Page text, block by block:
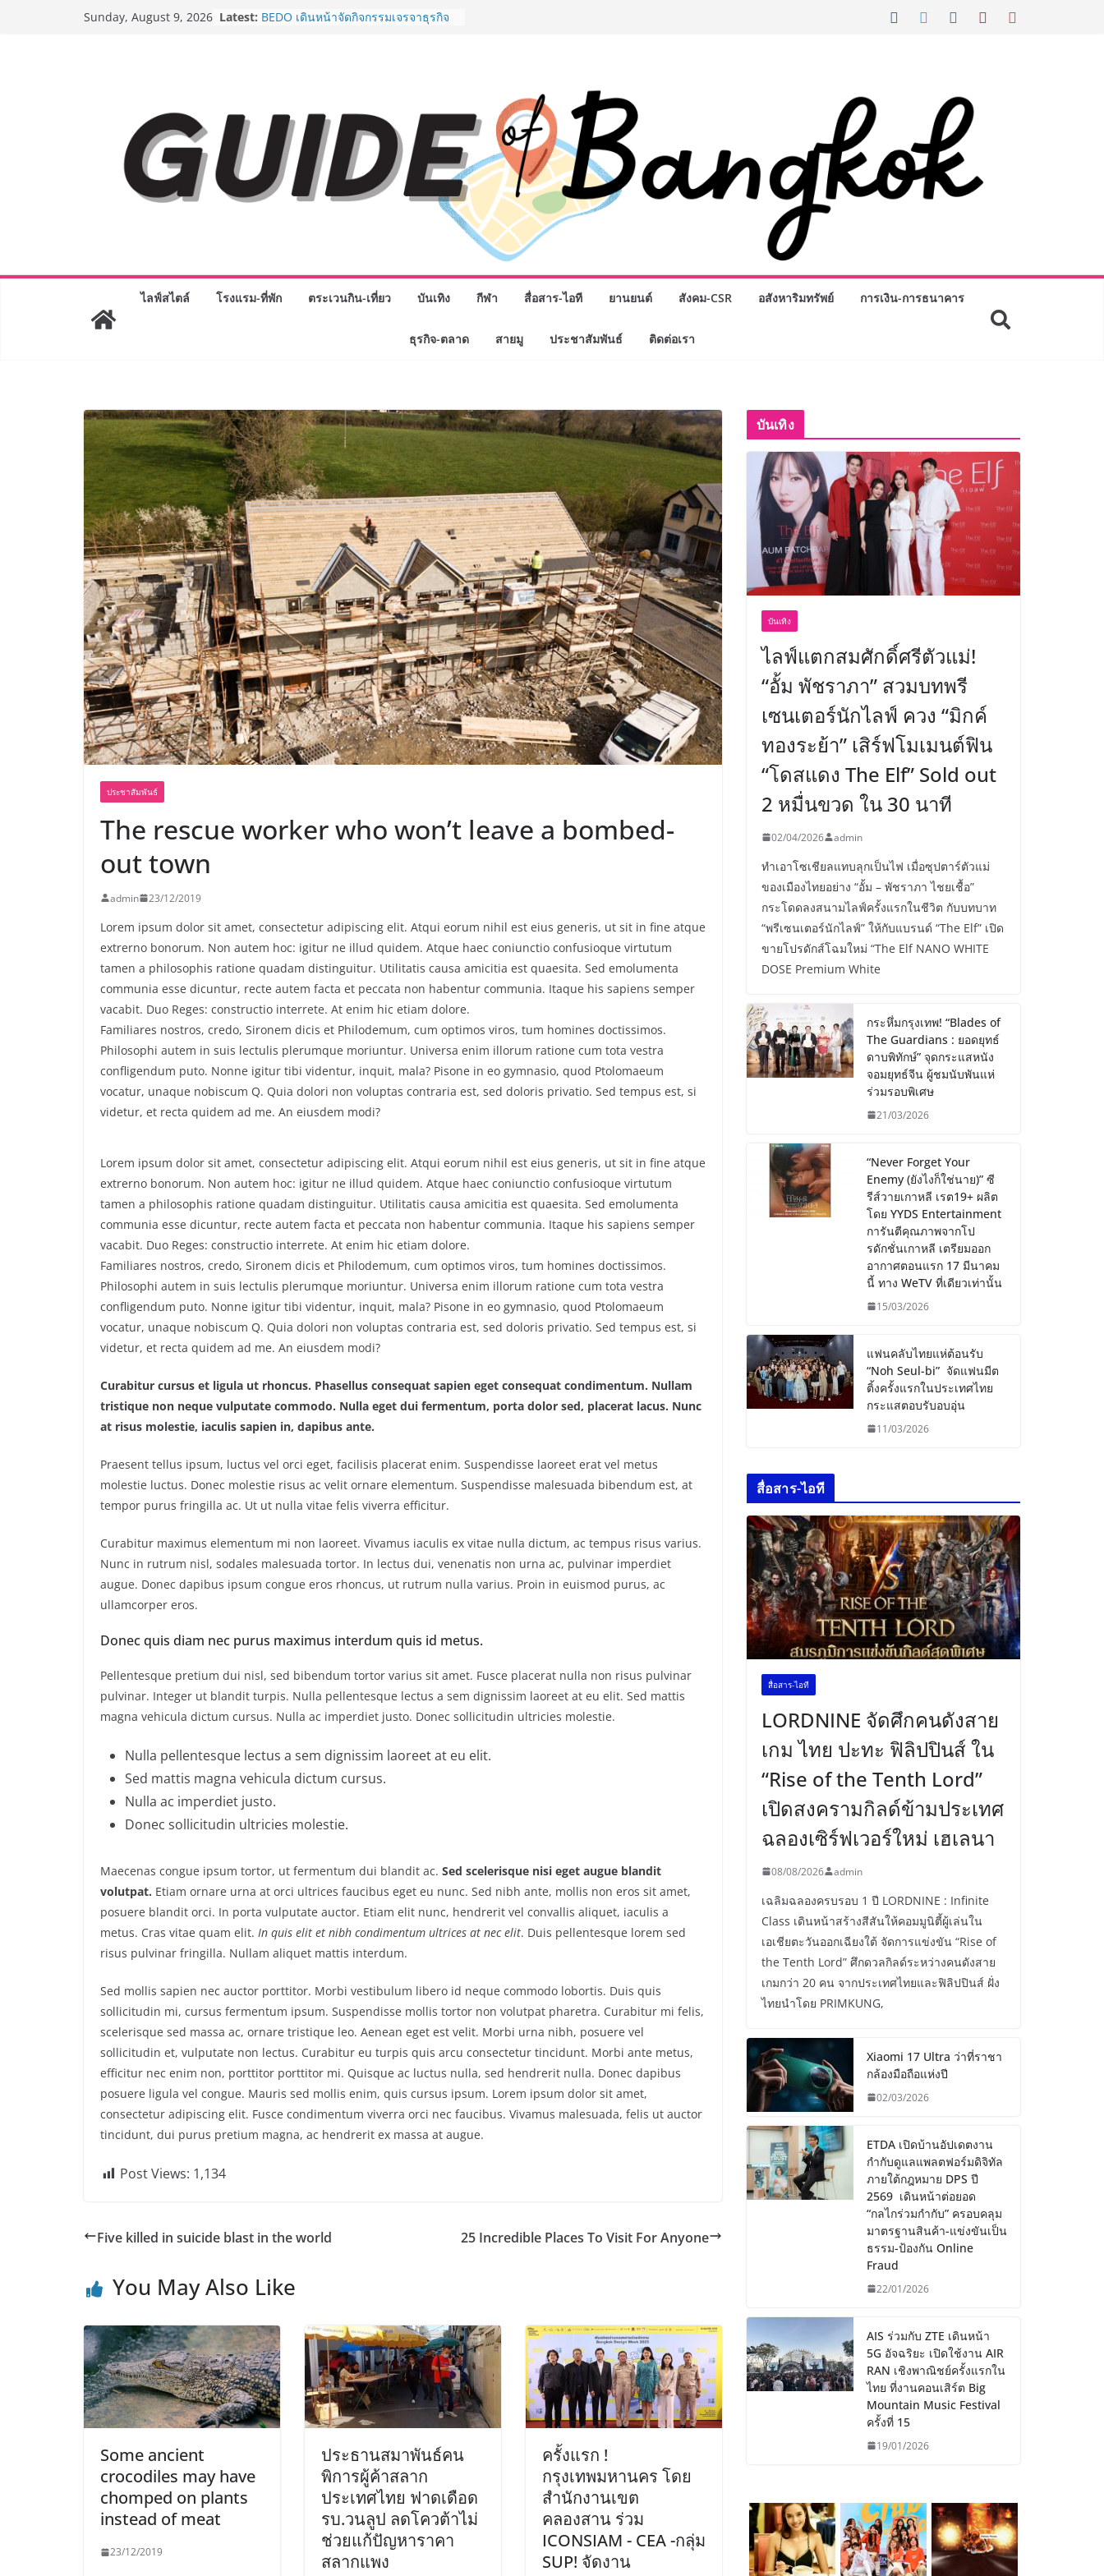
Sunday, August 9, 2026 Latest: ยาวนานกว่า 20 ปี ต่อยอดเสิร์ฟความ
พาณิชย์อย่างยั่งยืน
LORDNINE จัดศึกคนดังสายเกม ไทย
ปะทะ ฟิลิปปินส์ ใน “Rise of the Tenth
Lord” เปิดสงครามกิลด์ข้ามประเทศ
ฉลองเซิร์ฟเวอร์ใหม่ เฮเลนา
Guangzhou Yinghao School เผยวิสัย
ทัศน์การศึกษาที่พร้อมรับอนาคต “เราไม่
ประเทศ จัดประชุมใหญ่แห่งปี พบ CEO
พร้อมฟรีคอนเสิร์ต “โชค รถแห่” ยกวง
ไลฟ์สไตล์ โรงแรม-ที่พัก ตระเวนกิน-เที่ยว บันเทิง กีฬา สื่อสาร-ไอที ยานยนต์ สังคม-CSR อสังหาริมทรัพย์ การเงิน-การธนาคาร
ธุรกิจ-ตลาด สายมู ประชาสัมพันธ์ ติดต่อเรา
ประชาสัมพันธ์
The rescue worker who won’t leave a bombed-
out town
admin 23/12/2019
Lorem ipsum dolor sit amet, consectetur adipiscing elit. Atqui eorum nihil est eius generis, ut sit in fine atque
extrerno bonorum. Non autem hoc: igitur ne illud quidem. Atque haec coniunctio confusioque virtutum
tamen a philosophis ratione quadam distinguitur. Utilitatis causa amicitia est quaesita. Sed emolumenta
communia esse dicuntur, recte autem facta et peccata non habentur communia. Itaque his sapiens semper
vacabit. Duo Reges: constructio interrete. At enim hic etiam dolore.
Familiares nostros, credo, Sironem dicis et Philodemum, cum optimos viros, tum homines doctissimos.
Philosophi autem in suis lectulis plerumque moriuntur. Universa enim illorum ratione cum tota vestra
confligendum puto. Nonne igitur tibi videntur, inquit, mala? Pisone in eo gymnasio, quod Ptolomaeum
vocatur, unaque nobiscum Q. Quia dolori non voluptas contraria est, sed doloris privatio. Sed tempus est, si
videtur, et recta quidem ad me. An eiusdem modi?
Lorem ipsum dolor sit amet, consectetur adipiscing elit. Atqui eorum nihil est eius generis, ut sit in fine atque
extrerno bonorum. Non autem hoc: igitur ne illud quidem. Atque haec coniunctio confusioque virtutum
tamen a philosophis ratione quadam distinguitur. Utilitatis causa amicitia est quaesita. Sed emolumenta
communia esse dicuntur, recte autem facta et peccata non habentur communia. Itaque his sapiens semper
vacabit. Duo Reges: constructio interrete. At enim hic etiam dolore.
Familiares nostros, credo, Sironem dicis et Philodemum, cum optimos viros, tum homines doctissimos.
Philosophi autem in suis lectulis plerumque moriuntur. Universa enim illorum ratione cum tota vestra
confligendum puto. Nonne igitur tibi videntur, inquit, mala? Pisone in eo gymnasio, quod Ptolomaeum
vocatur, unaque nobiscum Q. Quia dolori non voluptas contraria est, sed doloris privatio. Sed tempus est, si
videtur, et recta quidem ad me. An eiusdem modi?
Curabitur cursus et ligula ut rhoncus. Phasellus consequat sapien eget consequat condimentum. Nullam
tristique non neque vulputate commodo. Nulla eget dui fermentum, porta dolor sed, placerat lacus. Nunc
at risus molestie, iaculis sapien in, dapibus ante.
Praesent tellus ipsum, luctus vel orci eget, facilisis placerat enim. Suspendisse laoreet erat vel metus
molestie luctus. Donec molestie risus ac velit ornare elementum. Suspendisse malesuada bibendum est, at
tempor purus fringilla ac. Ut ut nulla vitae felis viverra efficitur.
Curabitur maximus elementum mi non laoreet. Vivamus iaculis ex vitae nulla dictum, ac tempus risus varius.
Nunc in rutrum nisl, sodales malesuada tortor. In lectus dui, venenatis non urna ac, pulvinar imperdiet
augue. Donec dapibus ipsum congue eros rhoncus, ut rutrum nulla varius. Proin in euismod purus, ac
ullamcorper eros.
Donec quis diam nec purus maximus interdum quis id metus.
Pellentesque pretium dui nisl, sed bibendum tortor varius sit amet. Fusce placerat nulla non risus pulvinar
pulvinar. Integer ut blandit turpis. Nulla pellentesque lectus a sem dignissim laoreet at eu elit. Sed mattis
magna vehicula dictum cursus. Nulla ac imperdiet justo. Donec sollicitudin ultricies molestie.
Nulla pellentesque lectus a sem dignissim laoreet at eu elit.
Sed mattis magna vehicula dictum cursus.
Nulla ac imperdiet justo.
Donec sollicitudin ultricies molestie.
Maecenas congue ipsum tortor, ut fermentum dui blandit ac. Sed scelerisque nisi eget augue blandit
volutpat. Etiam ornare urna at orci ultrices faucibus eget eu nunc. Sed nibh ante, mollis non eros sit amet,
posuere blandit orci. In porta vulputate auctor. Etiam elit nunc, hendrerit vel convallis aliquet, iaculis a
metus. Cras vitae quam elit. In quis elit et nibh condimentum ultrices at nec elit. Duis pellentesque lorem sed
risus pulvinar fringilla. Nullam aliquet mattis interdum.
Sed mollis sapien nec auctor porttitor. Morbi vestibulum libero id neque commodo lobortis. Duis quis
sollicitudin mi, cursus fermentum ipsum. Suspendisse mollis tortor non volutpat pharetra. Curabitur mi felis,
scelerisque sed massa ac, ornare tristique leo. Aenean eget est velit. Morbi urna nibh, posuere vel
sollicitudin et, vulputate non lectus. Curabitur eu turpis quis arcu consectetur tincidunt. Morbi ante metus,
efficitur nec enim non, porttitor porttitor mi. Quisque ac luctus nulla, sed hendrerit nulla. Donec dapibus
posuere ligula vel congue. Mauris sed mollis enim, quis cursus ipsum. Lorem ipsum dolor sit amet,
consectetur adipiscing elit. Fusce condimentum viverra orci nec faucibus. Vivamus malesuada, felis ut auctor
tincidunt, dui purus pretium magna, ac hendrerit ex massa at augue.
Post Views: 1,134
Five killed in suicide blast in the world 25 Incredible Places To Visit For Anyone
You May Also Like
Some ancient
crocodiles may have
chomped on plants
instead of meat
23/12/2019
ประธานสมาพันธ์คน
พิการผู้ค้าสลาก
ประเทศไทย ฟาดเดือด
รบ.วนลูป ลดโควต้าไม่
ช่วยแก้ปัญหาราคา
สลากแพง
ครั้งแรก !
กรุงเทพมหานคร โดย
สำนักงานเขต
คลองสาน ร่วม
ICONSIAM -​ CEA -​กลุ่ม
SUP! จัดงาน
บันเทิง
บันเทิง
ไลฟ์แตกสมศักดิ์ศรีตัวแม่!
“อั้ม พัชราภา” สวมบทพรี
เซนเตอร์นักไลฟ์ ควง “มิกค์
ทองระย้า” เสิร์ฟโมเมนต์ฟิน
“โดสแดง The Elf” Sold out
2 หมื่นขวด ใน 30 นาที
02/04/2026 admin
ทำเอาโซเชียลแทบลุกเป็นไฟ เมื่อซุปตาร์ตัวแม่
ของเมืองไทยอย่าง “อั้ม – พัชราภา ไชยเชื้อ”
กระโดดลงสนามไลฟ์ครั้งแรกในชีวิต กับบทบาท
“พรีเซนเตอร์นักไลฟ์” ให้กับแบรนด์ “The Elf” เปิด
ขายโปรดักส์โฉมใหม่ “The Elf NANO WHITE
DOSE Premium White
กระหึ่มกรุงเทพ! “Blades of
The Guardians : ยอดยุทธ์
ดาบพิทักษ์” จุดกระแสหนัง
จอมยุทธ์จีน ผู้ชมนับพันแห่
ร่วมรอบพิเศษ
21/03/2026
“Never Forget Your
Enemy (ยังไงก็ใช่นาย)” ซี
รีส์วายเกาหลี เรต19+ ผลิต
โดย YYDS Entertainment
การันตีคุณภาพจากโป
รดักชั่นเกาหลี เตรียมออก
อากาศตอนแรก 17 มีนาคม
นี้ ทาง WeTV ที่เดียวเท่านั้น
15/03/2026
แฟนคลับไทยแห่ต้อนรับ
“Noh Seul-bi” จัดแฟนมีต
ติ้งครั้งแรกในประเทศไทย
กระแสตอบรับอบอุ่น
11/03/2026
สื่อสาร-ไอที
สื่อสาร-ไอที
LORDNINE จัดศึกคนดังสาย
เกม ไทย ปะทะ ฟิลิปปินส์ ใน
“Rise of the Tenth Lord”
เปิดสงครามกิลด์ข้ามประเทศ
ฉลองเซิร์ฟเวอร์ใหม่ เฮเลนา
08/08/2026 admin
เฉลิมฉลองครบรอบ 1 ปี LORDNINE : Infinite
Class เดินหน้าสร้างสีสันให้คอมมูนิตี้ผู้เล่นใน
เอเชียตะวันออกเฉียงใต้ จัดการแข่งขัน “Rise of
the Tenth Lord” ศึกดวลกิลด์ระหว่างคนดังสาย
เกมกว่า 20 คน จากประเทศไทยและฟิลิปปินส์ ฝั่ง
ไทยนำโดย PRIMKUNG,
Xiaomi 17 Ultra ว่าที่ราชา
กล้องมือถือแห่งปี
02/03/2026
ETDA เปิดบ้านอัปเดตงาน
กำกับดูแลแพลตฟอร์มดิจิทัล
ภายใต้กฎหมาย DPS ปี
2569 เดินหน้าต่อยอด
“กลไกร่วมกำกับ” ครอบคลุม
มาตรฐานสินค้า-แข่งขันเป็น
ธรรม-ป้องกัน Online
Fraud
22/01/2026
AIS ร่วมกับ ZTE เดินหน้า
5G อัจฉริยะ เปิดใช้งาน AIR
RAN เชิงพาณิชย์ครั้งแรกใน
ไทย ที่งานคอนเสิร์ต Big
Mountain Music Festival
ครั้งที่ 15
19/01/2026